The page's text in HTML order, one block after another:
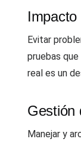
Impacto
Evitar
pruebas
real es un
Gestión
Manejar y